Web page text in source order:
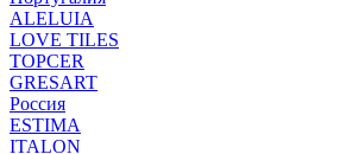
ALELUIA
LOVE TILES
TOPCER
GRESART
Россия
ESTIMA
ITALON